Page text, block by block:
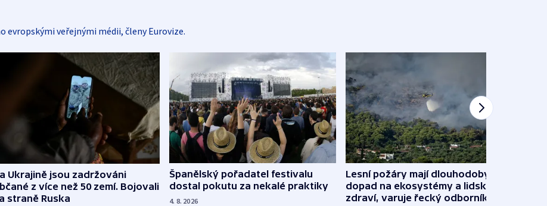
evropskými veřejnými médii, členy Eurovize.
Ukrajině jsou zadržováni
z více než 50 zemí. Bojovali
straně Ruska
Španělský pořadatel festivalu
dostal pokutu za nekalé praktiky
4. 8. 2026
Lesní požáry mají dlouhodobý
dopad na ekosystémy a lidské
zdraví, varuje řecký odborník